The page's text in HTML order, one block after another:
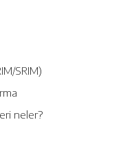
SRIM)
neler?